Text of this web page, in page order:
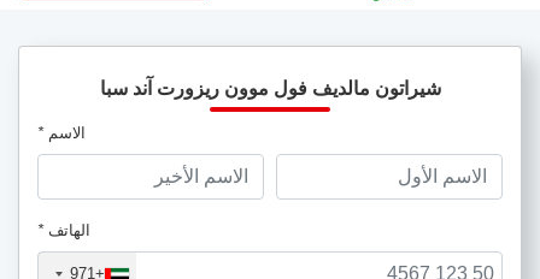
شيراتون مالديف فول موون ريزورت آند سبا